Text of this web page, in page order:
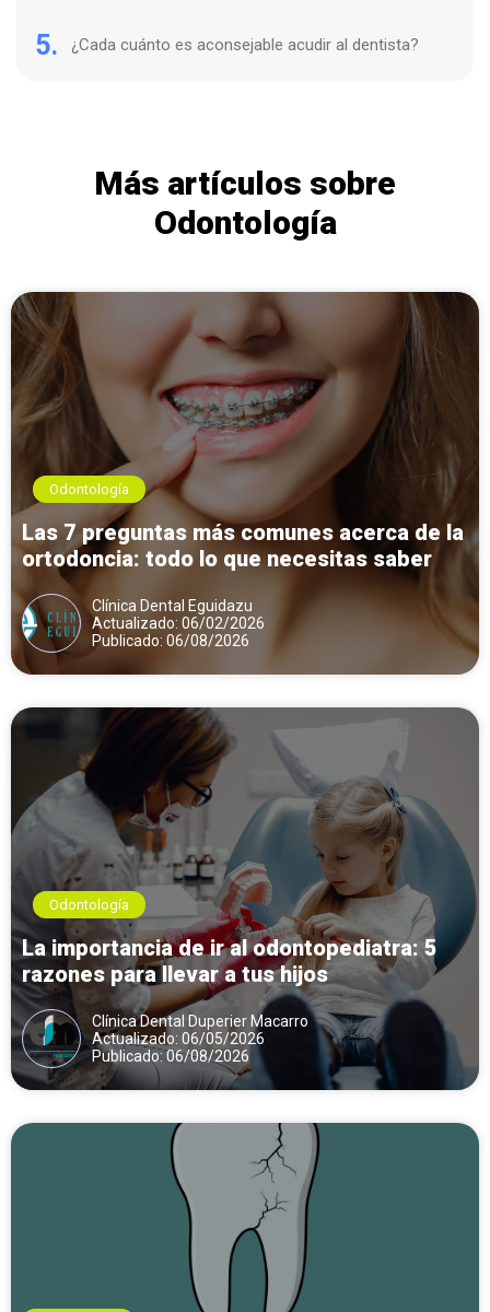
5. ¿Cada cuánto es aconsejable acudir al dentista?
Más artículos sobre
Odontología
Odontología
Las 7 preguntas más comunes acerca de la
ortodoncia: todo lo que necesitas saber
Clínica Dental Eguidazu
Actualizado: 06/02/2026
Publicado: 06/08/2026
Odontología
La importancia de ir al odontopediatra: 5
razones para llevar a tus hijos
Clínica Dental Duperier Macarro
Actualizado: 06/05/2026
Publicado: 06/08/2026